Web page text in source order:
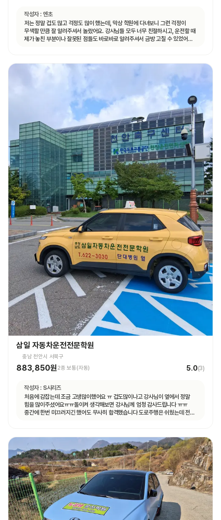
작성자 : 엔초
저는 정말 겁도 많고 걱정도 많이 했는데, 막상 학원에 다녀보니 그런 걱정이
무색할 만큼 잘 알려주셔서 놀랐어요. 강사님들 모두 너무 친절하시고, 운전할 때
제가 놓친 부분이나 잘못된 점들도 바로바로 알려주셔서 금방 고칠 수 있었어요.
있었어요. 또 강사님들뿐만 아니라 상담해주시는 분들도 다들 친절하시고
세심하게 챙겨주는 학원 입니다!! 저처럼 운전이 처음이라 많이 두렵고 걱정되는
분들이 계시다면, 이 학원 정말 추천드리고 싶습니다! 친절하고 꼼꼼한 강의
덕분에 자신 있게 도로주행 준비까지 할 수 있었어요. 여기서 배우길 정말
삼일 자동차운전전문학원
충남 천안시 서북구
883,850원2종 보통(자동) 5.0(3)
작성자 : S시리즈
처음에 감잡는데 조금 고생많이했어요 ㅠ 겁도많이나고 강사님이 옆에서 정말
힘을 많이주셨어요ㅠㅠ돌이켜 생각해보면 강사님께 엄청 감사드립니다 ㅠㅠ
중간에 한번 미끄러지긴 했어도 무사히 합격했습니다 도로주행은 쉬웠는데 전